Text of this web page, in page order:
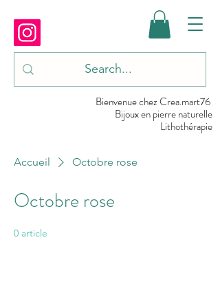
Bienvenue chez Crea.mart76
Bijoux en pierre naturelle
Lithothérapie
Accueil Octobre rose
Octobre rose
0 article